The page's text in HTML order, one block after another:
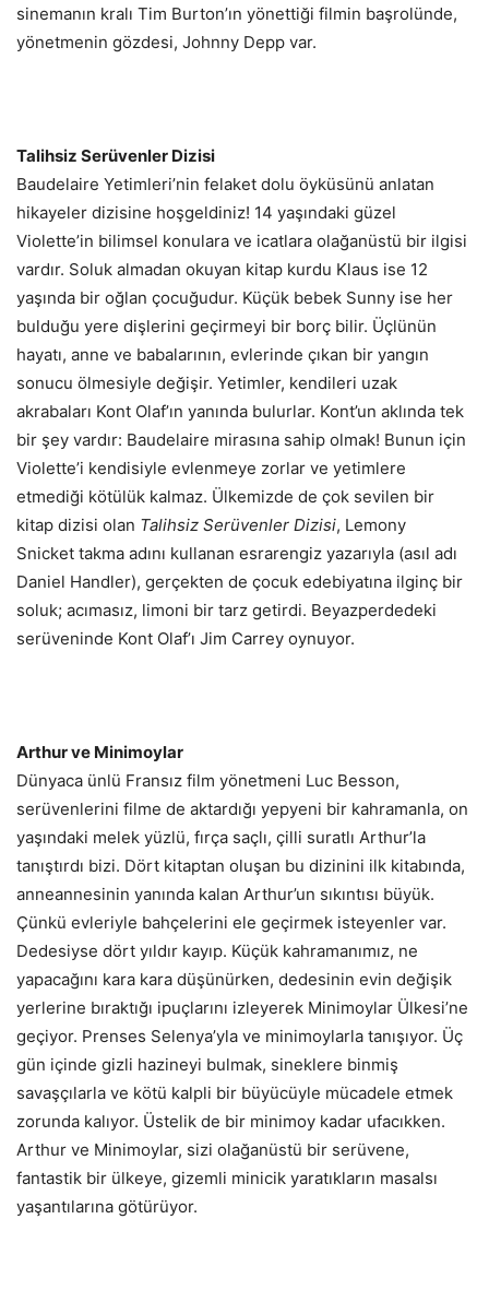
sinemanın kralı Tim Burton’ın yönettiği filmin başrolünde,
yönetmenin gözdesi, Johnny Depp var.
Talihsiz Serüvenler Dizisi
Baudelaire Yetimleri’nin felaket dolu öyküsünü anlatan
hikayeler dizisine hoşgeldiniz! 14 yaşındaki güzel
Violette’in bilimsel konulara ve icatlara olağanüstü bir ilgisi
vardır. Soluk almadan okuyan kitap kurdu Klaus ise 12
yaşında bir oğlan çocuğudur. Küçük bebek Sunny ise her
bulduğu yere dişlerini geçirmeyi bir borç bilir. Üçlünün
hayatı, anne ve babalarının, evlerinde çıkan bir yangın
sonucu ölmesiyle değişir. Yetimler, kendileri uzak
akrabaları Kont Olaf’ın yanında bulurlar. Kont’un aklında tek
bir şey vardır: Baudelaire mirasına sahip olmak! Bunun için
Violette’i kendisiyle evlenmeye zorlar ve yetimlere
etmediği kötülük kalmaz. Ülkemizde de çok sevilen bir
kitap dizisi olan Talihsiz Serüvenler Dizisi, Lemony
Snicket takma adını kullanan esrarengiz yazarıyla (asıl adı
Daniel Handler), gerçekten de çocuk edebiyatına ilginç bir
soluk; acımasız, limoni bir tarz getirdi. Beyazperdedeki
serüveninde Kont Olaf’ı Jim Carrey oynuyor.
Arthur ve Minimoylar
Dünyaca ünlü Fransız film yönetmeni Luc Besson,
serüvenlerini filme de aktardığı yepyeni bir kahramanla, on
yaşındaki melek yüzlü, fırça saçlı, çilli suratlı Arthur’la
tanıştırdı bizi. Dört kitaptan oluşan bu dizinini ilk kitabında,
anneannesinin yanında kalan Arthur’un sıkıntısı büyük.
Çünkü evleriyle bahçelerini ele geçirmek isteyenler var.
Dedesiyse dört yıldır kayıp. Küçük kahramanımız, ne
yapacağını kara kara düşünürken, dedesinin evin değişik
yerlerine bıraktığı ipuçlarını izleyerek Minimoylar Ülkesi’ne
geçiyor. Prenses Selenya’yla ve minimoylarla tanışıyor. Üç
gün içinde gizli hazineyi bulmak, sineklere binmiş
savaşçılarla ve kötü kalpli bir büyücüyle mücadele etmek
zorunda kalıyor. Üstelik de bir minimoy kadar ufacıkken.
Arthur ve Minimoylar, sizi olağanüstü bir serüvene,
fantastik bir ülkeye, gizemli minicik yaratıkların masalsı
yaşantılarına götürüyor.